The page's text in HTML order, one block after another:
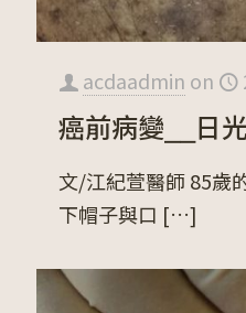
acdaadmin on
癌前病變⎯⎯日
文/江紀萱醫師 85歲
下帽子與口 […]